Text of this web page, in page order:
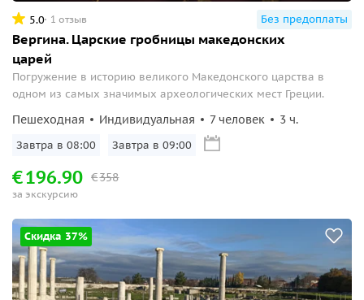
5.0 1 отзыв Без предоплаты
Вергина. Царские гробницы македонских
царей
Погружение в историю великого Македонского царства в
одном из самых значимых археологических мест Греции.
Пешеходная Индивидуальная 7 человек 3 ч.
Завтра в 08:00 Завтра в 09:00
€358
€196.90
за экскурсию
Скидка 37%